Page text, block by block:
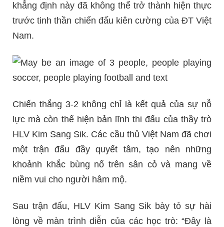
khẳng định này đã không thể trở thành hiện thực
trước tinh thần chiến đấu kiên cường của ĐT Việt
Nam.
Chiến thắng 3-2 không chỉ là kết quả của sự nỗ
lực mà còn thể hiện bản lĩnh thi đấu của thầy trò
HLV Kim Sang Sik. Các cầu thủ Việt Nam đã chơi
một trận đấu đầy quyết tâm, tạo nên những
khoảnh khắc bùng nổ trên sân cỏ và mang về
niềm vui cho người hâm mộ.
Sau trận đấu, HLV Kim Sang Sik bày tỏ sự hài
lòng về màn trình diễn của các học trò: “Đây là